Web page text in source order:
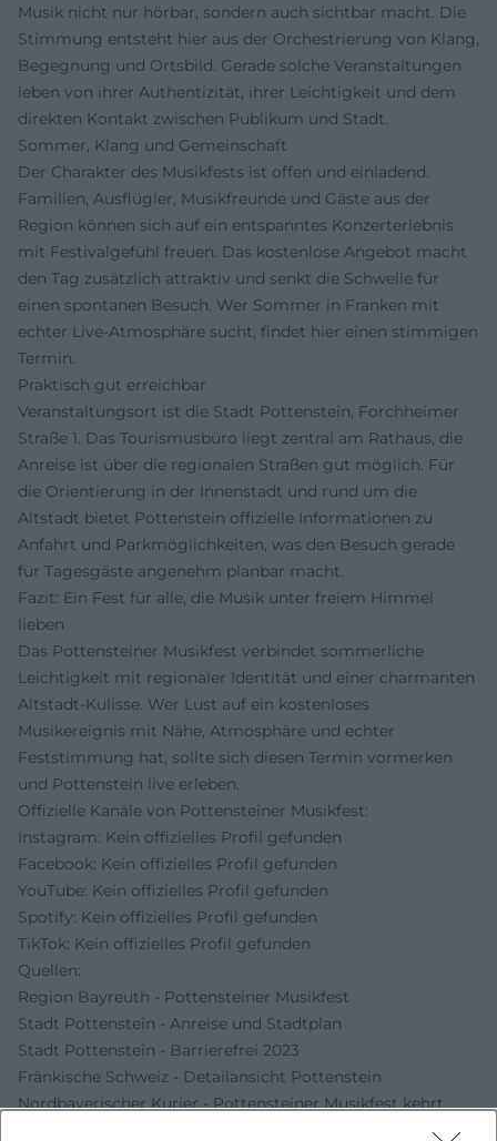
Musik nicht nur hörbar, sondern auch sichtbar macht. Die
Stimmung entsteht hier aus der Orchestrierung von Klang,
Begegnung und Ortsbild. Gerade solche Veranstaltungen
leben von ihrer Authentizität, ihrer Leichtigkeit und dem
direkten Kontakt zwischen Publikum und Stadt.
Sommer, Klang und Gemeinschaft
Der Charakter des Musikfests ist offen und einladend.
Familien, Ausflügler, Musikfreunde und Gäste aus der
Region können sich auf ein entspanntes Konzerterlebnis
mit Festivalgefühl freuen. Das kostenlose Angebot macht
den Tag zusätzlich attraktiv und senkt die Schwelle für
einen spontanen Besuch. Wer Sommer in Franken mit
echter Live-Atmosphäre sucht, findet hier einen stimmigen
Termin.
Praktisch gut erreichbar
Veranstaltungsort ist die Stadt Pottenstein, Forchheimer
Straße 1. Das Tourismusbüro liegt zentral am Rathaus, die
Anreise ist über die regionalen Straßen gut möglich. Für
die Orientierung in der Innenstadt und rund um die
Altstadt bietet Pottenstein offizielle Informationen zu
Anfahrt und Parkmöglichkeiten, was den Besuch gerade
für Tagesgäste angenehm planbar macht.
Fazit: Ein Fest für alle, die Musik unter freiem Himmel
lieben
Das Pottensteiner Musikfest verbindet sommerliche
Leichtigkeit mit regionaler Identität und einer charmanten
Altstadt-Kulisse. Wer Lust auf ein kostenloses
Musikereignis mit Nähe, Atmosphäre und echter
Feststimmung hat, sollte sich diesen Termin vormerken
und Pottenstein live erleben.
Offizielle Kanäle von Pottensteiner Musikfest:
Instagram: Kein offizielles Profil gefunden
Facebook: Kein offizielles Profil gefunden
YouTube: Kein offizielles Profil gefunden
Spotify: Kein offizielles Profil gefunden
TikTok: Kein offizielles Profil gefunden
Quellen:
Region Bayreuth - Pottensteiner Musikfest
Stadt Pottenstein - Anreise und Stadtplan
Stadt Pottenstein - Barrierefrei 2023
Fränkische Schweiz - Detailansicht Pottenstein
Nordbayerischer Kurier - Pottensteiner Musikfest kehrt